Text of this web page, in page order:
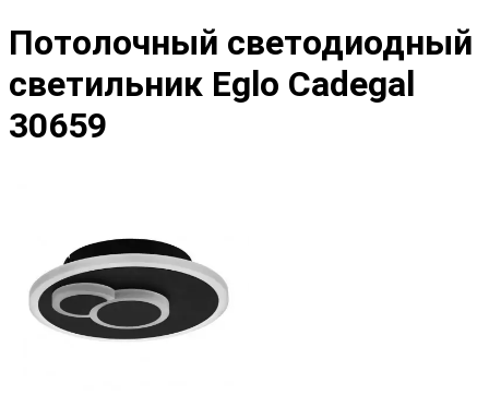
Потолочный светодиодный
светильник Eglo Cadegal
30659